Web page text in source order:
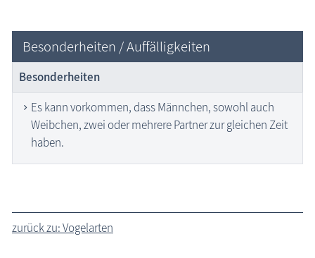
Besonderheiten / Auffälligkeiten
Besonderheiten
Es kann vorkommen, dass Männchen, sowohl auch
Weibchen, zwei oder mehrere Partner zur gleichen Zeit
haben.
zurück zu: Vogelarten